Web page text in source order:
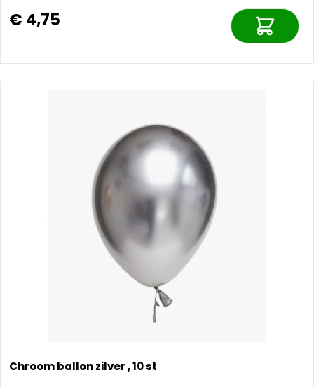
€ 4,75
Chroom ballon zilver , 10 st